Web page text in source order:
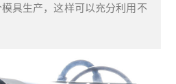
具生产，这样可以充分利用不